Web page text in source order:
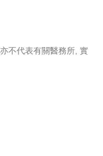
不代表有關醫務所, 實